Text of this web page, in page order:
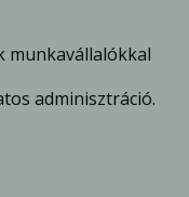
munkavállalókkal
adminisztráció.